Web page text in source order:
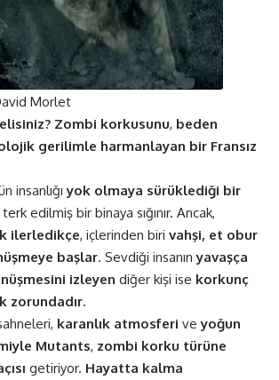
Morlet
Zombi korkusunu, beden
gerilimle harmanlayan bir Fransız
insanlığıyok olmaya sürüklediği bir
edilmiş bir binaya sığınır. Ancak,
ilerledikçe, içlerinden biri vahşi, et obur
başlar. Sevdiği insanınyavaşça
izleyen diğer kişi ise korkunç
zorundadır.
karanlık atmosferi veyoğun
Mutants, zombi korku türüne
getiriyor. Hayatta kalma